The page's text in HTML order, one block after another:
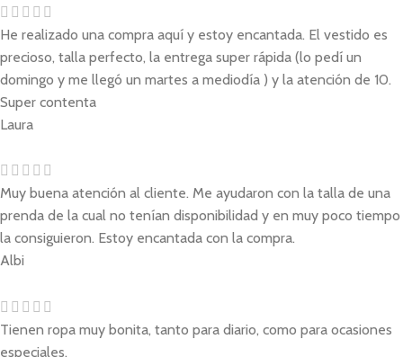
He realizado una compra aquí y estoy encantada. El vestido es
precioso, talla perfecto, la entrega super rápida (lo pedí un
domingo y me llegó un martes a mediodía ) y la atención de 10.
Super contenta
Laura
Muy buena atención al cliente. Me ayudaron con la talla de una
prenda de la cual no tenían disponibilidad y en muy poco tiempo
la consiguieron. Estoy encantada con la compra.
Albi
Tienen ropa muy bonita, tanto para diario, como para ocasiones
especiales.